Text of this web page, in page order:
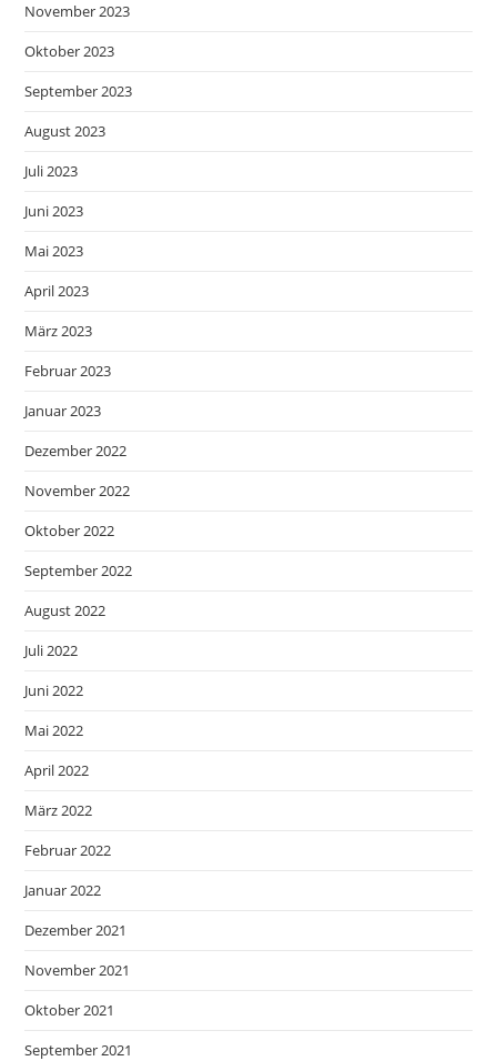
November 2023
Oktober 2023
September 2023
August 2023
Juli 2023
Juni 2023
Mai 2023
April 2023
März 2023
Februar 2023
Januar 2023
Dezember 2022
November 2022
Oktober 2022
September 2022
August 2022
Juli 2022
Juni 2022
Mai 2022
April 2022
März 2022
Februar 2022
Januar 2022
Dezember 2021
November 2021
Oktober 2021
September 2021